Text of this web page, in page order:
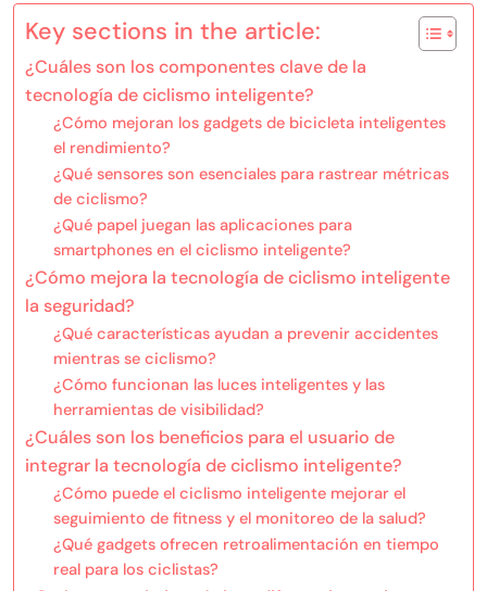
Key sections in the article:
¿Cuáles son los componentes clave de la
tecnología de ciclismo inteligente?
¿Cómo mejoran los gadgets de bicicleta inteligentes
el rendimiento?
¿Qué sensores son esenciales para rastrear métricas
de ciclismo?
¿Qué papel juegan las aplicaciones para
smartphones en el ciclismo inteligente?
¿Cómo mejora la tecnología de ciclismo inteligente
la seguridad?
¿Qué características ayudan a prevenir accidentes
mientras se ciclismo?
¿Cómo funcionan las luces inteligentes y las
herramientas de visibilidad?
¿Cuáles son los beneficios para el usuario de
integrar la tecnología de ciclismo inteligente?
¿Cómo puede el ciclismo inteligente mejorar el
seguimiento de fitness y el monitoreo de la salud?
¿Qué gadgets ofrecen retroalimentación en tiempo
real para los ciclistas?